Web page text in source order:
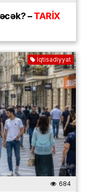
–TARİX
İqtisadiyyat
684